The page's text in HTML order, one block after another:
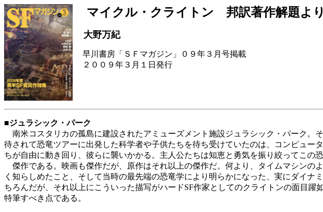
マイクル・クライトン 邦訳著作解題よ
大野万紀
早川書房「ＳＦマガジン」０９年３月号掲載
２００９年３月１日発行
■ジュラシック・パーク
南米コスタリカの孤島に建設されたアミューズメント施設ジュラシック・パーク。
待されて恐竜ツアーに出発した科学者や子供たちを待ち受けていたのは、コンピュ
ちが自由に動き回り、彼らに襲いかかる。主人公たちは知恵と勇気を振り絞ってこ
傑作である。映画も傑作だが、原作はそれ以上の傑作だ。何より、タイムマシンの
く知らしめたこと、そして当時の最先端の恐竜学により明らかになった、実にダイ
ちろんだが、それ以上にこういった描写がハードSF作家としてのクライトンの面目
特筆すべき点である。